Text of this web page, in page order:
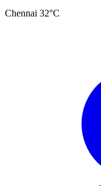
Chennai 32°C